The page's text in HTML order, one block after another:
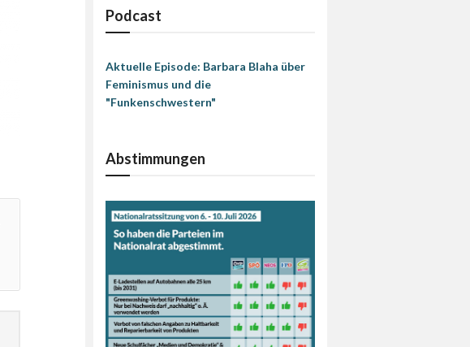
Podcast
Aktuelle Episode: Barbara Blaha über
Feminismus und die
"Funkenschwestern"
Abstimmungen